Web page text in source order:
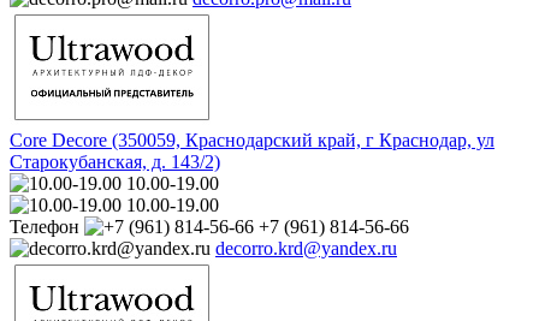
Core Decore (350059, Краснодарский край, г Краснодар, ул
Старокубанская, д. 143/2)
10.00-19.00
10.00-19.00
Телефон
+7 (961) 814-56-66
decorro.krd@yandex.ru